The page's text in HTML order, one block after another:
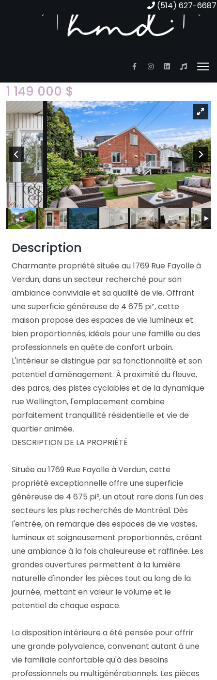
(514) 627-6687
1 149 000 $
Description
Charmante propriété située au 1769 Rue Fayolle à
Verdun, dans un secteur recherché pour son
ambiance conviviale et sa qualité de vie. Offrant
une superficie généreuse de 4 675 pi², cette
maison propose des espaces de vie lumineux et
bien proportionnés, idéals pour une famille ou des
professionnels en quête de confort urbain.
L'intérieur se distingue par sa fonctionnalité et son
potentiel d'aménagement. À proximité du fleuve,
des parcs, des pistes cyclables et de la dynamique
rue Wellington, l'emplacement combine
parfaitement tranquillité résidentielle et vie de
quartier animée.
DESCRIPTION DE LA PROPRIÉTÉ
Située au 1769 Rue Fayolle à Verdun, cette
propriété exceptionnelle offre une superficie
généreuse de 4 675 pi², un atout rare dans l'un des
secteurs les plus recherchés de Montréal. Dès
l'entrée, on remarque des espaces de vie vastes,
lumineux et soigneusement proportionnés, créant
une ambiance à la fois chaleureuse et raffinée. Les
grandes ouvertures permettent à la lumière
naturelle d'inonder les pièces tout au long de la
journée, mettant en valeur le volume et le
potentiel de chaque espace.
La disposition intérieure a été pensée pour offrir
une grande polyvalence, convenant autant à une
vie familiale confortable qu'à des besoins
professionnels ou multigénérationnels. Les pièces